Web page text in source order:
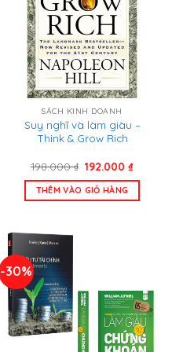
SÁCH KINH DOANH
Suy nghĩ và làm giàu –
Think & Grow Rich
198.000₫ Giá
là:
198.000 ₫.
192.000₫Giá
tại
THÊM VÀO GIỎ HÀNG
-30%